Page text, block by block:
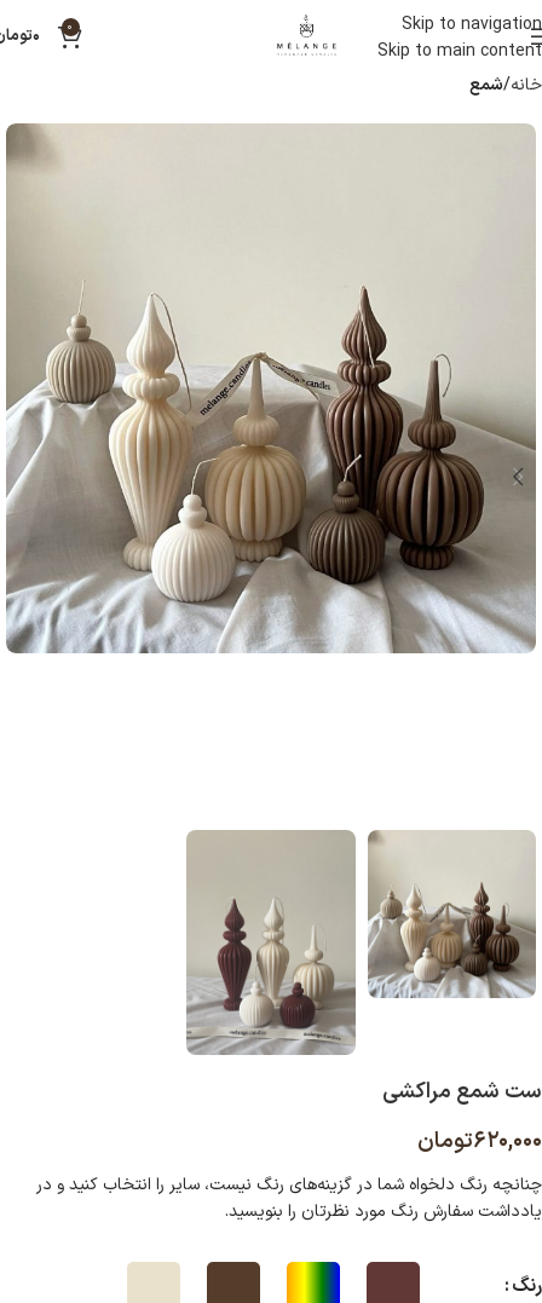
Skip to navigation
Skip to main content
0 ۰
خانه شمع
ست شمع مراکشی
۶۲۰,۰۰۰تومان
چنانچه رنگ دلخواه شما در گزینه‌های رنگ نیست، سایر را انتخاب کنید و در
یادداشت سفارش رنگ مورد نظرتان را بنویسید.
رنگ